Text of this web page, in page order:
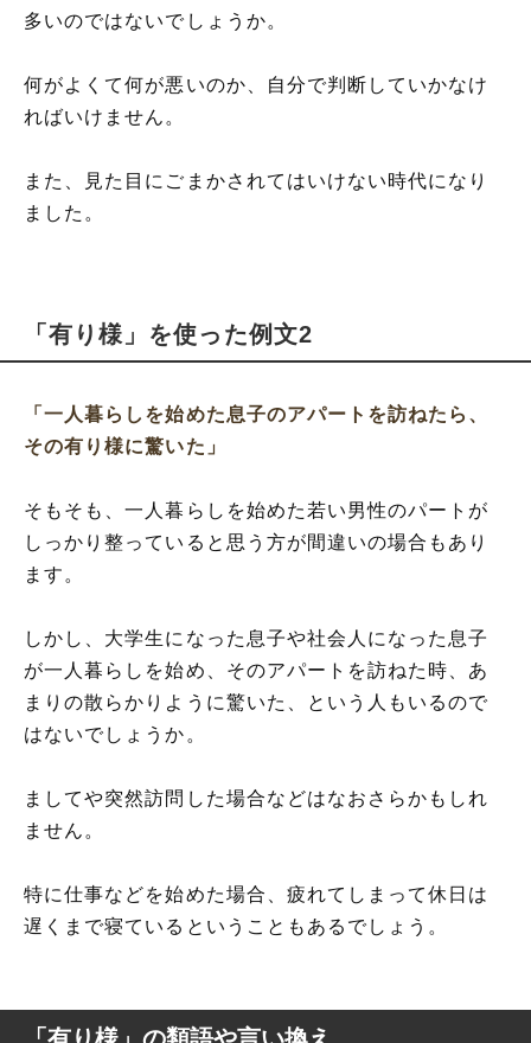
多いのではないでしょうか。
何がよくて何が悪いのか、自分で判断していかなけ
ればいけません。
また、見た目にごまかされてはいけない時代になり
ました。
「有り様」を使った例文2
「一人暮らしを始めた息子のアパートを訪ねたら、
その有り様に驚いた」
そもそも、一人暮らしを始めた若い男性のパートが
しっかり整っていると思う方が間違いの場合もあり
ます。
しかし、大学生になった息子や社会人になった息子
が一人暮らしを始め、そのアパートを訪ねた時、あ
まりの散らかりように驚いた、という人もいるので
はないでしょうか。
ましてや突然訪問した場合などはなおさらかもしれ
ません。
特に仕事などを始めた場合、疲れてしまって休日は
遅くまで寝ているということもあるでしょう。